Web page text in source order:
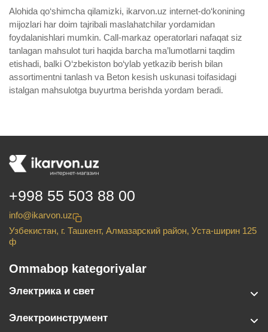
Alohida qo‘shimcha qilamizki, ikarvon.uz internet-do‘konining
mijozlari har doim tajribali maslahatchilar yordamidan
foydalanishlari mumkin. Call-markaz operatorlari nafaqat siz
tanlagan mahsulot turi haqida barcha ma’lumotlarni taqdim
etishadi, balki O‘zbekiston bo‘ylab yetkazib berish bilan
assortimentni tanlash va Beton kesish uskunasi toifasidagi
istalgan mahsulotga buyurtma berishda yordam beradi.
+998 55 503 88 00
info@ikarvon.uz
Узбекистан, г. Ташкент, Алмазарский район, Уста-ширин 125
ф
Ommabop kategoriyalar
Электрика и свет
Электроинструмент